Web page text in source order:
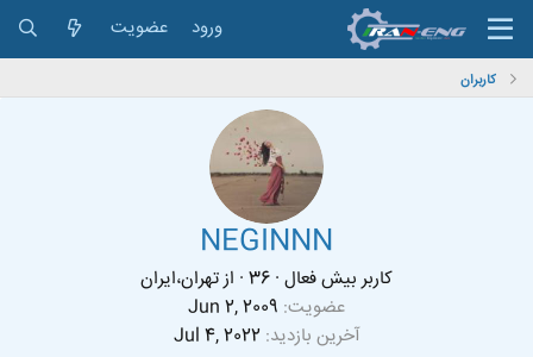
ورود عضویت
کاربران
NEGINNN
کاربر بیش فعال ·
· ازتهران،ایران
عضویت Jun 2, 2009
آخرین بازدید Jul 4, 2022